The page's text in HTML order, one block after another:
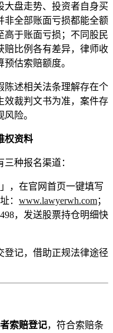
大盘走势、投资者自身买
非全部账面亏损都能全额
高于账面亏损；不同股民
赔比例各有差异，律师收
估索赔额度。
陈述相关法条理解存在个
效裁判文书为准，案件存
险。
权资料
种报名渠道：
」，在官网首页一键填写
： www.lawyerwh.com；
，发送股票持仓明细快
登记，借助正规法律途径
索赔登记，符合索赔条